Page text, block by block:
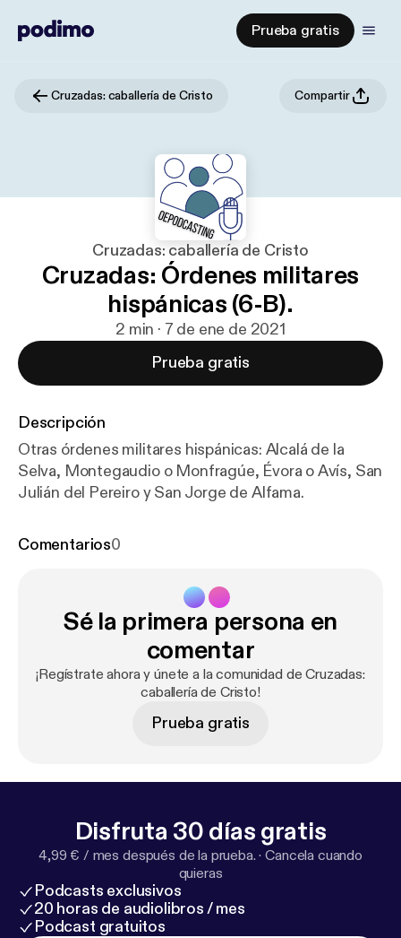
Prueba gratis
Cruzadas: caballería de Cristo Compartir
Cruzadas: caballería de Cristo
Cruzadas: Órdenes militares
hispánicas (6-B).
2 min · 7 de ene de 2021
Prueba gratis
Descripción
Otras órdenes militares hispánicas: Alcalá de la
Selva, Montegaudio o Monfragúe, Évora o Avís, San
Julián del Pereiro y San Jorge de Alfama.
Comentarios0
Sé la primera persona en
comentar
¡Regístrate ahora y únete a la comunidad de Cruzadas:
caballería de Cristo!
Prueba gratis
Disfruta 30 días gratis
4,99 € / mes después de la prueba. ·Cancela cuando
quieras
Podcasts exclusivos
20 horas de audiolibros / mes
Podcast gratuitos